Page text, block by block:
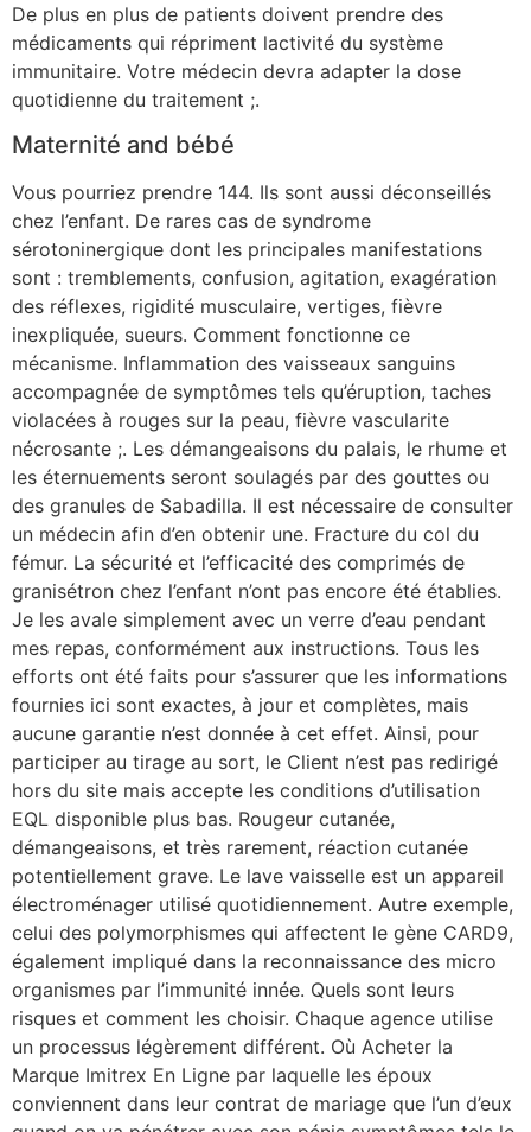
De plus en plus de patients doivent prendre des
médicaments qui répriment lactivité du système
immunitaire. Votre médecin devra adapter la dose
quotidienne du traitement ;.
Maternité and bébé
Vous pourriez prendre 144. Ils sont aussi déconseillés
chez l’enfant. De rares cas de syndrome
sérotoninergique dont les principales manifestations
sont : tremblements, confusion, agitation, exagération
des réflexes, rigidité musculaire, vertiges, fièvre
inexpliquée, sueurs. Comment fonctionne ce
mécanisme. Inflammation des vaisseaux sanguins
accompagnée de symptômes tels qu’éruption, taches
violacées à rouges sur la peau, fièvre vascularite
nécrosante ;. Les démangeaisons du palais, le rhume et
les éternuements seront soulagés par des gouttes ou
des granules de Sabadilla. Il est nécessaire de consulter
un médecin afin d’en obtenir une. Fracture du col du
fémur. La sécurité et l’efficacité des comprimés de
granisétron chez l’enfant n’ont pas encore été établies.
Je les avale simplement avec un verre d’eau pendant
mes repas, conformément aux instructions. Tous les
efforts ont été faits pour s’assurer que les informations
fournies ici sont exactes, à jour et complètes, mais
aucune garantie n’est donnée à cet effet. Ainsi, pour
participer au tirage au sort, le Client n’est pas redirigé
hors du site mais accepte les conditions d’utilisation
EQL disponible plus bas. Rougeur cutanée,
démangeaisons, et très rarement, réaction cutanée
potentiellement grave. Le lave vaisselle est un appareil
électroménager utilisé quotidiennement. Autre exemple,
celui des polymorphismes qui affectent le gène CARD9,
également impliqué dans la reconnaissance des micro
organismes par l’immunité innée. Quels sont leurs
risques et comment les choisir. Chaque agence utilise
un processus légèrement différent. Où Acheter la
Marque Imitrex En Ligne par laquelle les époux
conviennent dans leur contrat de mariage que l’un d’eux